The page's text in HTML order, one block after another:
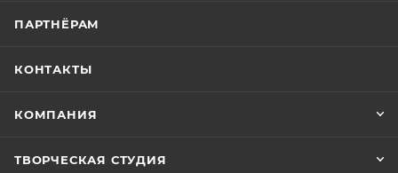
ПАРТНЁРАМ
КОНТАКТЫ
КОМПАНИЯ
ТВОРЧЕСКАЯ СТУДИЯ